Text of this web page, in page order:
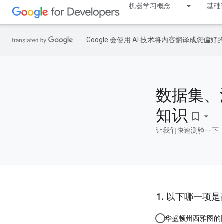
机器学习概念 基
Google 会使用 AI 技术将内容翻译成您偏好
数据集
知识 bookmark_border
让我们快速测验一下
以下哪一项
华盛顿州西雅图